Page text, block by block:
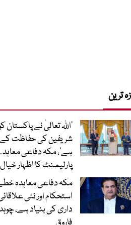
ترین
’اللہ تعالیٰ نے پاکستان
شریفین کی حفاظت کے
ہے‘، مکہ دفاعی
پارلیمنٹ کا اظہار خیال
مکہ دفاعی معاہدہ
استحکام اور نئی
داری کی بنیاد ہے،